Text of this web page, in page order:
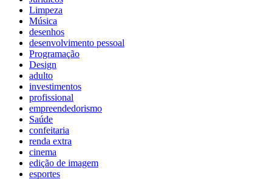
Limpeza
Música
desenhos
desenvolvimento pessoal
Programação
Design
adulto
investimentos
profissional
empreendedorismo
Saúde
confeitaria
renda extra
cinema
edição de imagem
esportes